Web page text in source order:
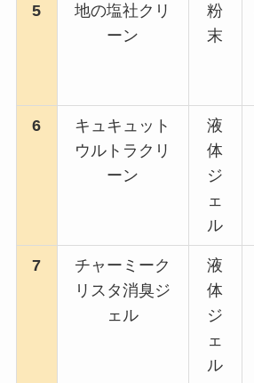
5
地の塩社クリ
ーン
粉
末
6
キュキュット
ウルトラクリ
ーン
液
体
ジ
ェ
ル
7
チャーミーク
リスタ消臭ジ
ェル
液
体
ジ
ェ
ル